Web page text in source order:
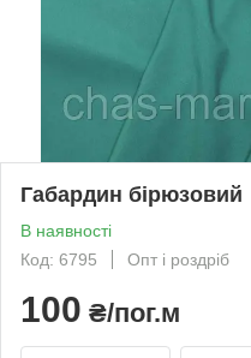
Габардин бірюзовий
В наявності
Код: 6795
Опт і роздріб
100 ₴/пог.м